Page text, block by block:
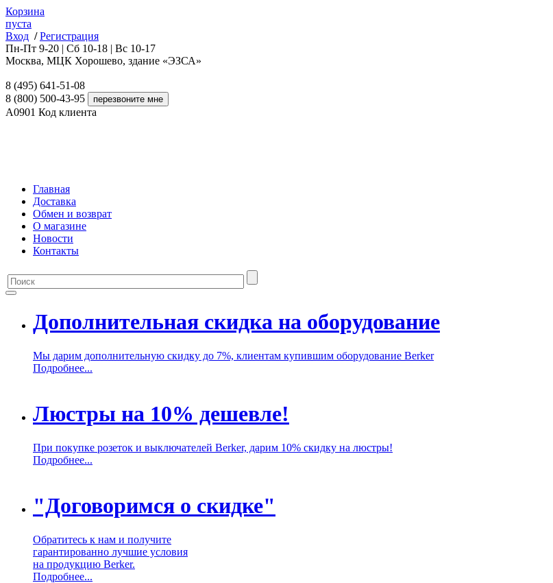
Корзина
пуста
Вход / Регистрация
Пн-Пт 9-20 | Сб 10-18 | Вс 10-17
Москва, МЦК Хорошево, здание «ЭЗСА»
8 (495) 641-51-08
8 (800) 500-43-95
A0901 Код клиента
Главная
Доставка
Обмен и возврат
О магазине
Новости
Контакты
Дополнительная скидка на оборудование
Мы дарим дополнительную скидку до 7%, клиентам купившим оборудование Berker
Подробнее...
Люстры на 10% дешевле!
При покупке розеток и выключателей Berker, дарим 10% скидку на люстры!
Подробнее...
"Договоримся о скидке"
Обратитесь к нам и получите
гарантированно лучшие условия
на продукцию Berker.
Подробнее...